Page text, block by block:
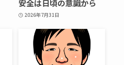
安全は日頃の意識から
2026年7月31日